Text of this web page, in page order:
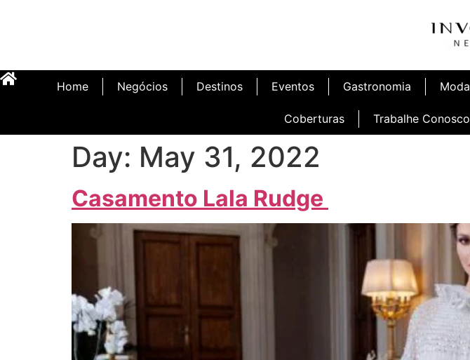
Home Negócios Destinos Eventos Gastronomia Moda
Coberturas Trabalhe Conosco
Day: May 31, 2022
Casamento Lala Rudge